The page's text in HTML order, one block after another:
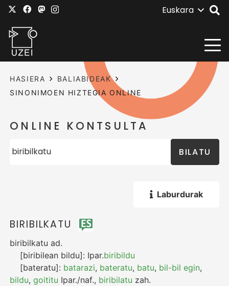
Euskara
HASIERA
BALIABIDEAK
SINONIMOEN HIZTEGIA ONLINE
ONLINE KONTSULTA
BILATU
Laburdurak
BIRIBILKATU
biribilkatu ad.
[biribilean bildu]: Ipar.biribildu
[bateratu]: batarazi, bateratu, batu, bil-bil egin,
bildu,goititu Ipar./naf., biribilatu zah.